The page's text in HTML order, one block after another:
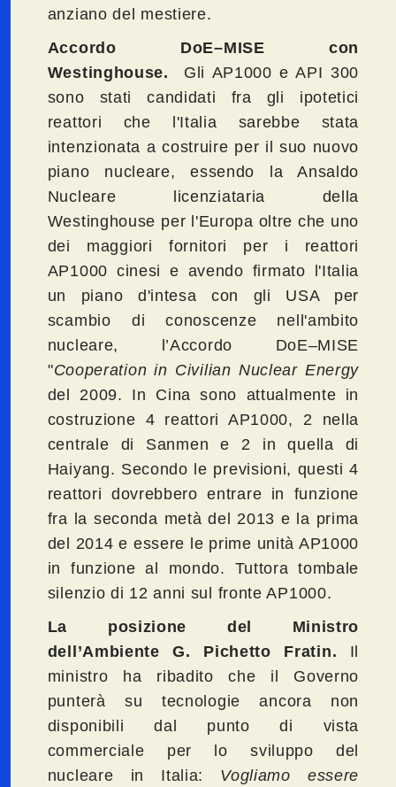
anziano del mestiere.
Accordo DoE–MISE con
Westinghouse. Gli AP1000 e API 300
sono stati candidati fra gli ipotetici
reattori che l'Italia sarebbe stata
intenzionata a costruire per il suo nuovo
piano nucleare, essendo la Ansaldo
Nucleare licenziataria della
Westinghouse per l'Europa oltre che uno
dei maggiori fornitori per i reattori
AP1000 cinesi e avendo firmato l'Italia
un piano d'intesa con gli USA per
scambio di conoscenze nell'ambito
nucleare, l’Accordo DoE–MISE
"Cooperation in Civilian Nuclear Energy
del 2009. In Cina sono attualmente in
costruzione 4 reattori AP1000, 2 nella
centrale di Sanmen e 2 in quella di
Haiyang. Secondo le previsioni, questi 4
reattori dovrebbero entrare in funzione
fra la seconda metà del 2013 e la prima
del 2014 e essere le prime unità AP1000
in funzione al mondo. Tuttora tombale
silenzio di 12 anni sul fronte AP1000.
La posizione del Ministro
dell’Ambiente G. Pichetto Fratin. Il
ministro ha ribadito che il Governo
punterà su tecnologie ancora non
disponibili dal punto di vista
commerciale per lo sviluppo del
nucleare in Italia: Vogliamo essere